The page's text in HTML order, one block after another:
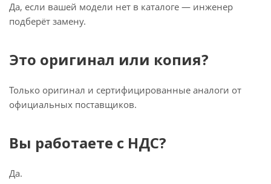
Да, если вашей модели нет в каталоге — инженер
подберёт замену.
Это оригинал или копия?
Только оригинал и сертифицированные аналоги от
официальных поставщиков.
Вы работаете с НДС?
Да.